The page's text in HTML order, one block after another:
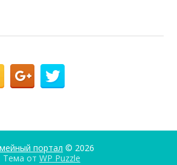
портал © 2026
Тема от WP Puzzle